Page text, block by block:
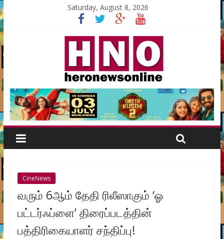
Saturday, August 8, 2026
CineNews
வரும் 6ஆம் தேதி ரிலீஸாகும் ‘ஓ
பட்டர்ஃப்ளை’ திரைப்படத்தின்
பத்திரிகையாளர் சந்திப்பு!